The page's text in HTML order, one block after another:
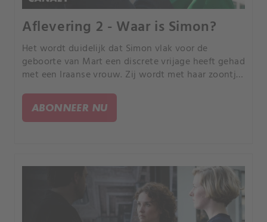
Aflevering 2 - Waar is Simon?
Het wordt duidelijk dat Simon vlak voor de
geboorte van Mart een discrete vrijage heeft gehad
met een Iraanse vrouw. Zij wordt met haar zoontje
ondergebracht op een veilige plek.
ABONNEER NU